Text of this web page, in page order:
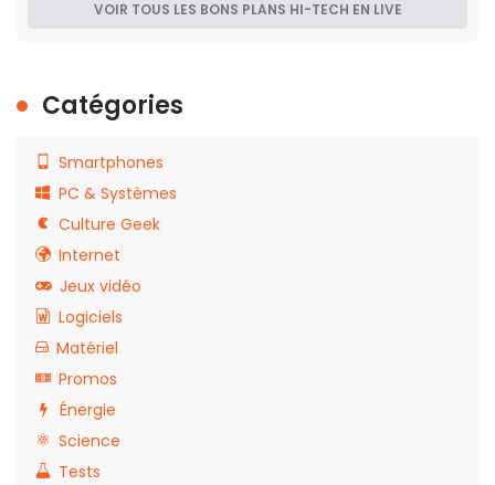
VOIR TOUS LES BONS PLANS HI-TECH EN LIVE
Catégories
Smartphones
PC & Systèmes
Culture Geek
Internet
Jeux vidéo
Logiciels
Matériel
Promos
Énergie
Science
Tests